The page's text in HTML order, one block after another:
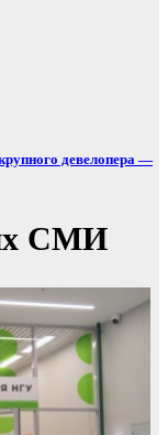
девелопера —